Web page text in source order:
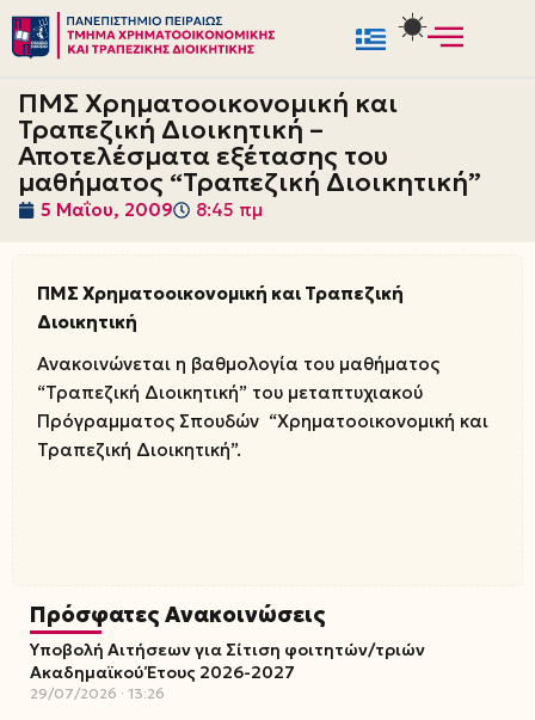
Μεταπηδήστε
στο
περιεχόμενο
ΠΜΣ Χρηματοοικονομική και
Τραπεζική Διοικητική –
Αποτελέσματα εξέτασης του
μαθήματος “Τραπεζική Διοικητική”
5 Μαΐου, 2009 8:45 πμ
ΠΜΣ Χρηματοοικονομική και Τραπεζική
Διοικητική
Ανακοινώνεται η βαθμολογία του μαθήματος
“Τραπεζική Διοικητική” του μεταπτυχιακού
Πρόγραμματος Σπουδών “Χρηματοοικονομική και
Τραπεζική Διοικητική”.
Πρόσφατες Ανακοινώσεις
Υποβολή Αιτήσεων για Σίτιση φοιτητών/τριών
Ακαδημαϊκού Έτους 2026-2027
29/07/2026 13:26